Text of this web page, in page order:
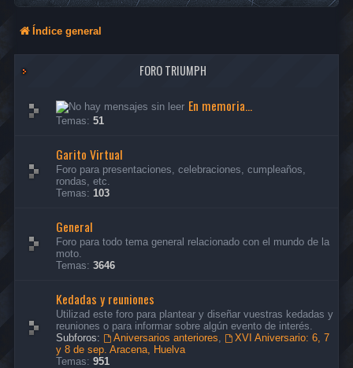
Índice general
FORO TRIUMPH
En memoria...
Temas: 51
Garito Virtual
Foro para presentaciones, celebraciones, cumpleaños,
rondas, etc.
Temas: 103
General
Foro para todo tema general relacionado con el mundo de la
moto.
Temas: 3646
Kedadas y reuniones
Utilizad este foro para plantear y diseñar vuestras kedadas y
reuniones o para informar sobre algún evento de interés.
Subforos:
Aniversarios anteriores,
XVI Aniversario: 6, 7
y 8 de sep. Aracena, Huelva
Temas: 951